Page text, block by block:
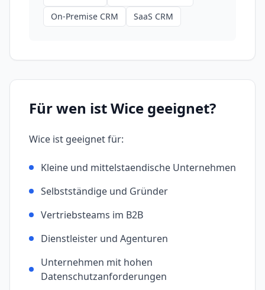
On-Premise CRM
SaaS CRM
Für wen istWice geeignet?
Wice ist geeignet für:
Kleine und mittelstaendische Unternehmen
Selbstständige und Gründer
Vertriebsteams im B2B
Dienstleister und Agenturen
Unternehmen mit hohen
Datenschutzanforderungen